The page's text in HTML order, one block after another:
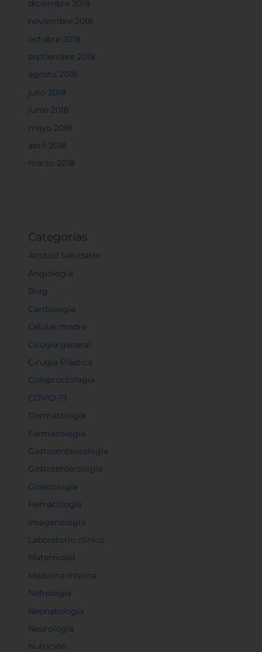
diciembre 2018
noviembre 2018
octubre 2018
septiembre 2018
agosto 2018
julio 2018
junio 2018
mayo 2018
abril 2018
marzo 2018
Categorías
Actitud Saludable
Angiología
Blog
Cardiología
Células madre
Cirugía general
Cirugía Plástica
Coloproctología
COVID-19
Dermatología
Farmacología
Gastroenteorología
Gastroenterología
Ginecología
Hematología
Imagenología
Laboratorio clínico
Maternidad
Medicina interna
Nefrología
Neonatología
Neurología
Nutrición
Rechazar todas